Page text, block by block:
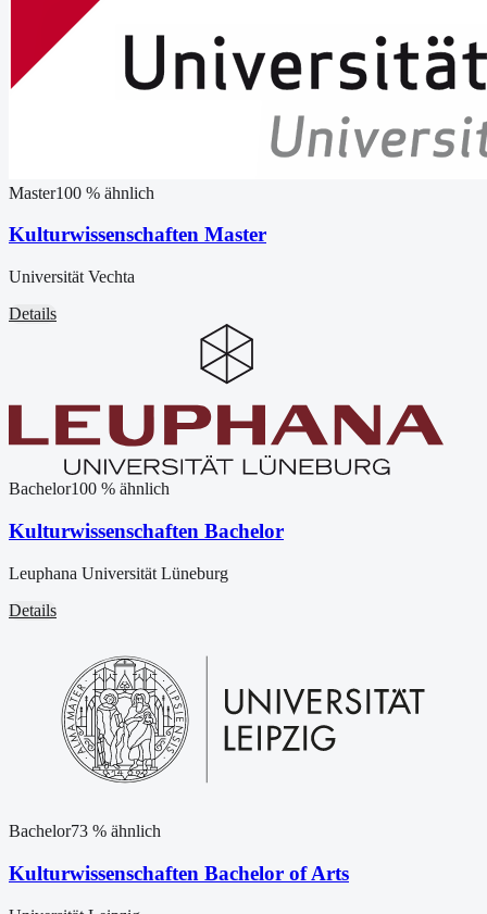
Master100 % ähnlich
Kulturwissenschaften Master
Universität Vechta
Details
Bachelor100 % ähnlich
Kulturwissenschaften Bachelor
Leuphana Universität Lüneburg
Details
Bachelor73 % ähnlich
Kulturwissenschaften Bachelor of Arts